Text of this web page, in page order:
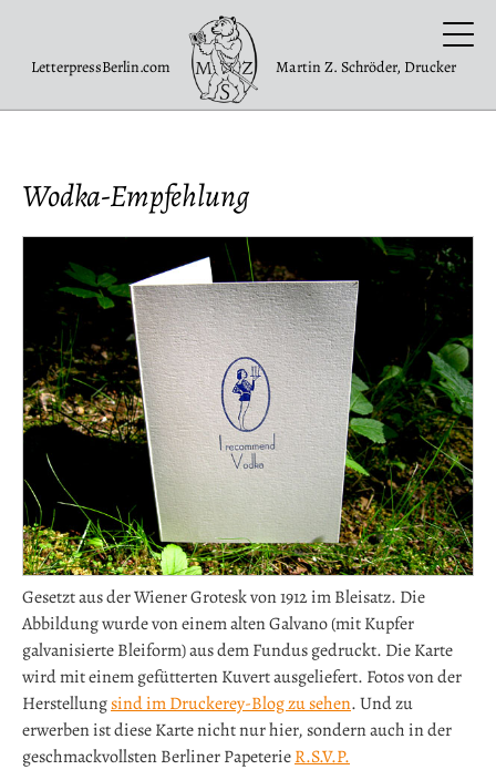
LetterpressBerlin.com Martin Z. Schröder, Drucker
Wodka-Empfehlung
Gesetzt aus der Wiener Grotesk von 1912 im Bleisatz. Die
Abbildung wurde von einem alten Galvano (mit Kupfer
galvanisierte Bleiform) aus dem Fundus gedruckt. Die Karte
wird mit einem gefütterten Kuvert ausgeliefert. Fotos von der
Herstellungsind im Druckerey-Blog zu sehen. Und zu
erwerben ist diese Karte nicht nur hier, sondern auch in der
geschmackvollsten Berliner PapeterieR.S.V.P.